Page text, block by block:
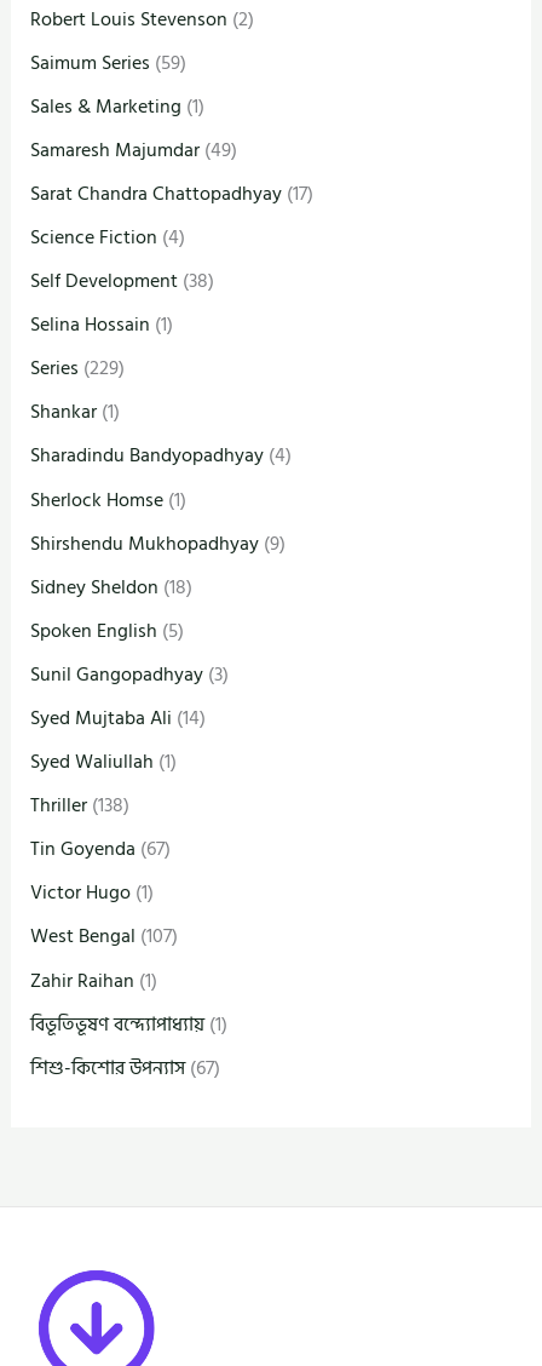
Robert Louis Stevenson (2)
Saimum Series (59)
Sales & Marketing (1)
Samaresh Majumdar(49)
Sarat Chandra Chattopadhyay(17)
Science Fiction (4)
Self Development(38)
Selina Hossain (1)
Series (229)
Shankar(1)
Sharadindu Bandyopadhyay(4)
Sherlock Homse(1)
Shirshendu Mukhopadhyay(9)
Sidney Sheldon (18)
Spoken English (5)
Sunil Gangopadhyay(3)
Syed Mujtaba Ali (14)
Syed Waliullah (1)
Thriller(138)
Tin Goyenda (67)
Victor Hugo(1)
West Bengal (107)
Zahir Raihan (1)
বিভূতিভূষণ বন্দ্যোপাধ্যায়(1)
শিশু-কিশোর উপন্যাস(67)